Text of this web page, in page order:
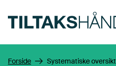
Forside Systematiske